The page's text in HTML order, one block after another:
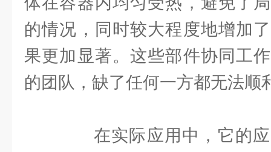
的情况，同时较大程度地增加
果更加显著。这些部件协同工
的团队，缺了任何一方都无法顺
在实际应用中，它的应